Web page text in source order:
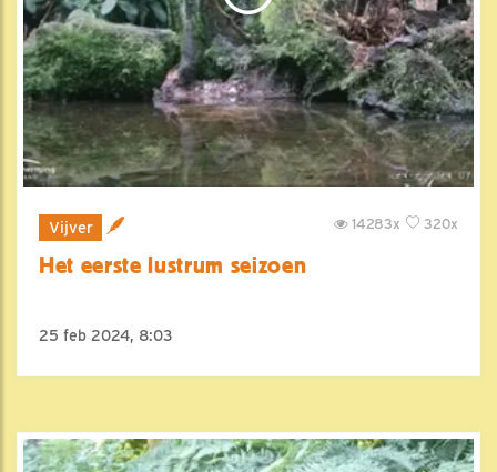
Vijver 320x
14283x
Het eerste lustrum seizoen
25 feb 2024, 8:03